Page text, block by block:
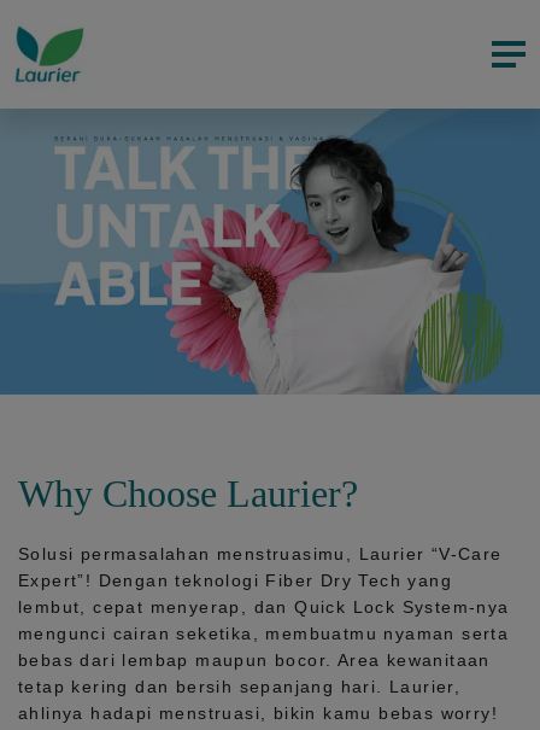
Why Choose Laurier?
Solusi permasalahan menstruasimu, Laurier “V-Care
Expert”! Dengan teknologi Fiber Dry Tech yang
lembut, cepat menyerap, danQuick Lock System-nya
mengunci cairan seketika, membuatmu nyaman serta
bebas dari lembap maupun bocor. Area kewanitaan
tetap kering dan bersih sepanjang hari.
Laurier,
ahlinya hadapi menstruasi, bikin kamu bebas worry!